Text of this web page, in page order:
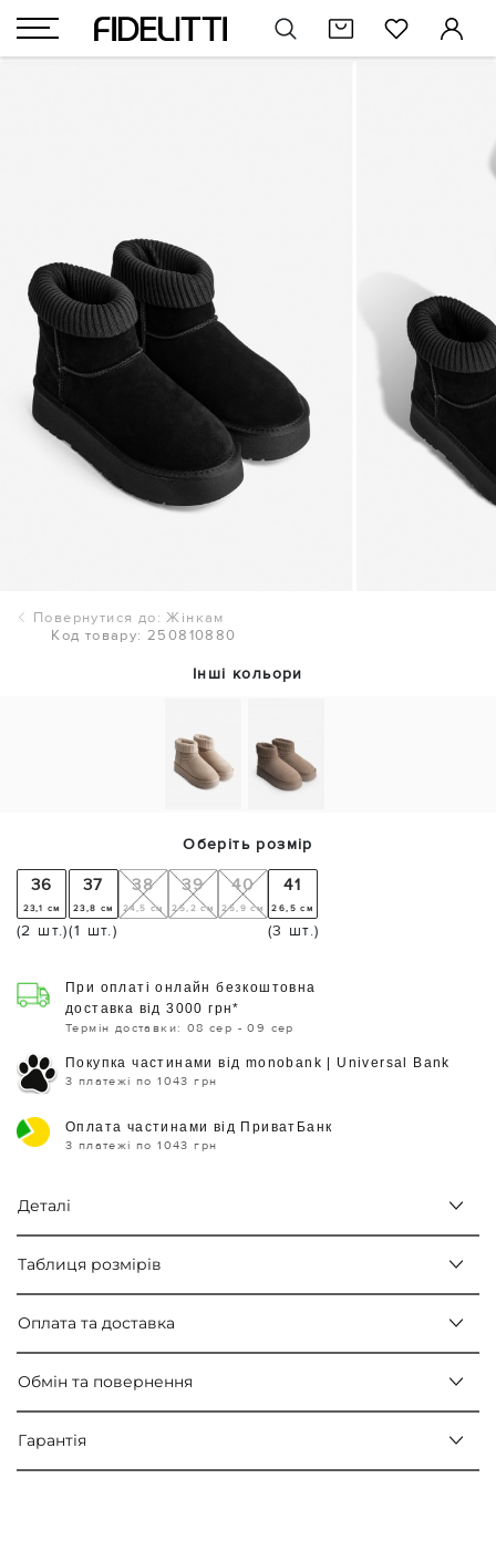
Повернутися до: Жінкам
Код товару: 250810880
Інші кольори
Оберіть розмір
36
23,1 см
(2 шт.)
37
23,8 см
(1 шт.)
38
24,5 см
39
25,2 см
40
25,9 см
41
26,5 см
(3 шт.)
При оплаті онлайн безкоштовна
доставка від 3000 грн*
Термін доставки: 08 сер - 09 сер
Покупка частинами від monobank | Universal Bank
3 платежі по 1043 грн
Оплата частинами від ПриватБанк
3 платежі по 1043 грн
Деталі
Таблиця розмірів
Оплата та доставка
Обмін та повернення
Гарантія